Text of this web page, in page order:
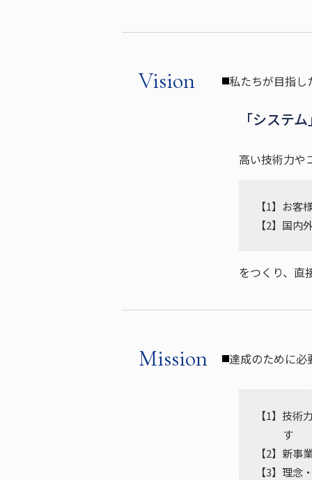
Vision 私たちが目指し
「システ
高い技術力や
【1】お客
【2】国内
をつくり、直
Mission 達成のために必
【1】技
す
【2】新
【3】理